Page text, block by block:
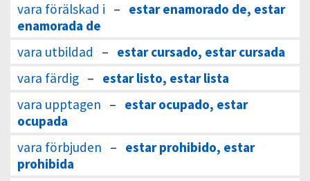
vara förälskad i – estar enamorado de, estar
enamorada de
vara utbildad
– estar cursado, estar cursada
vara färdig – estar listo, estar lista
vara upptagen – estar ocupado, estar
ocupada
vara förbjuden – estar prohibido, estar
prohibida